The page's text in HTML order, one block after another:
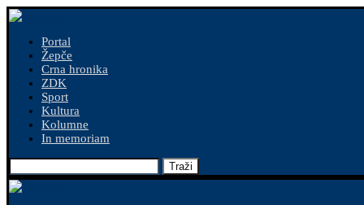
Portal
Žepče
Crna hronika
ZDK
Sport
Kultura
Kolumne
In memoriam
Traži